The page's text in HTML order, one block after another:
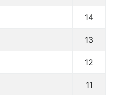
14
13
12
11